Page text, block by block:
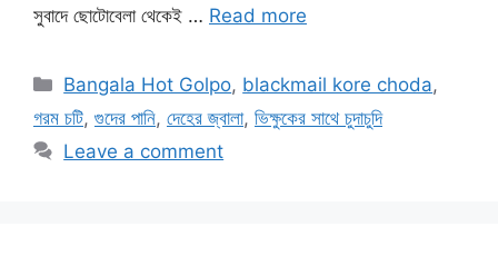
সুবাদে ছোটোবেলা থেকেই … Read more
Categories
Bangala Hot Golpo, blackmail kore choda,
গরম চটি, গুদের পানি, দেহের জ্বালা, ভিক্ষুকের সাথে চুদাচুদি
Leave a comment